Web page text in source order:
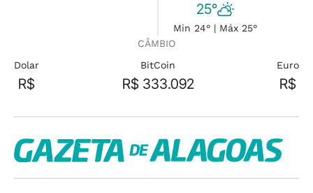
25°
Min 24° | Máx 25°
CÂMBIO
Dolar
R$
BitCoin
R$ 333.092
Euro
R$